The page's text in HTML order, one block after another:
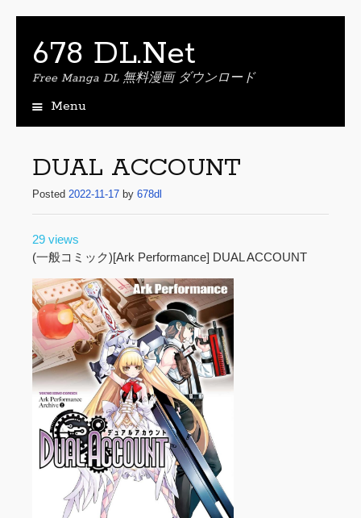
678 DL.Net
Free Manga DL 無料漫画 ダウンロード
Menu
p
o
n
e
n
DUAL ACCOUNT
Posted 2022-11-17 by 678dl
29 views
(一般コミック)[Ark Performance] DUAL ACCOUNT